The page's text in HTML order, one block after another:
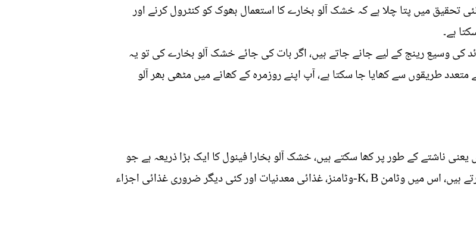
میں پتا چلا ہے کہ خشک آلو بخارے کا استعمال بھوک کو کنٹرول کرنے اور
ہے۔
وسیع رینج کے لیے جانے جاتے ہیں، اگر بات کی جائے خشک آلو بخارے کی تو یہ
طریقوں سے کھایا جا سکتا ہے، آپ اپنے روزمرہ کے کھانے میں مٹھی بھر آلو
ناشتے کے طور پر کھا سکتے ہیں، خشک آلو بخارا فینول کا ایک بڑا ذریعہ ہے جو
خلیوں میں آکسیجن کے نقصان کو روکنے میں مدد کرتے ہیں، اس میں وٹامن K، B-وٹامنز، غذائی معدنیات اور کئی دیگر ضروری غذائی اجزاء